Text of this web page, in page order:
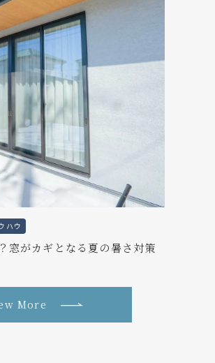
ハウ
窓がカギとなる夏の暑さ対策
More